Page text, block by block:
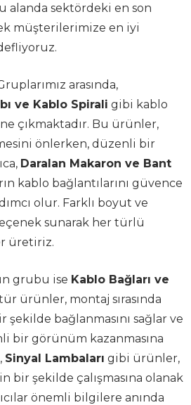
alanda sektördeki en son
müşterilerimize en iyi
arasında,
ve Kablo Spirali gibi kablo
çıkmaktadır. Bu ürünler,
önlerken, düzenli bir
Daralan Makaron ve Bant
kablo bağlantılarını güvence
olur. Farklı boyut ve
sunarak her türlü
üretiriz.
grubu ise Kablo Bağları ve
ürünler, montaj sırasında
şekilde bağlanmasını sağlar ve
bir görünüm kazanmasına
Sinyal Lambaları gibi ürünler,
bir şekilde çalışmasına olanak
önemli bilgilere anında